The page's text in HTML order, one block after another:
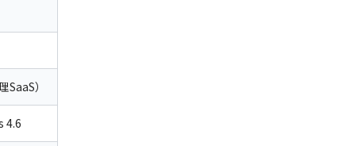
）
4.6